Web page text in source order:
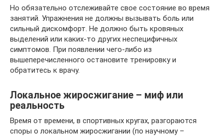
Но обязательно отслеживайте свое состояние во время
занятий. Упражнения не должны вызывать боль или
сильный дискомфорт. Не должно быть кровяных
выделений или каких-то других неспецифичных
симптомов. При появлении чего-либо из
вышеперечисленного остановите тренировку и
обратитесь к врачу.
Локальное жиросжигание – миф или
реальность
Время от времени, в спортивных кругах, разгораются
споры о локальном жиросжигании (по научному –